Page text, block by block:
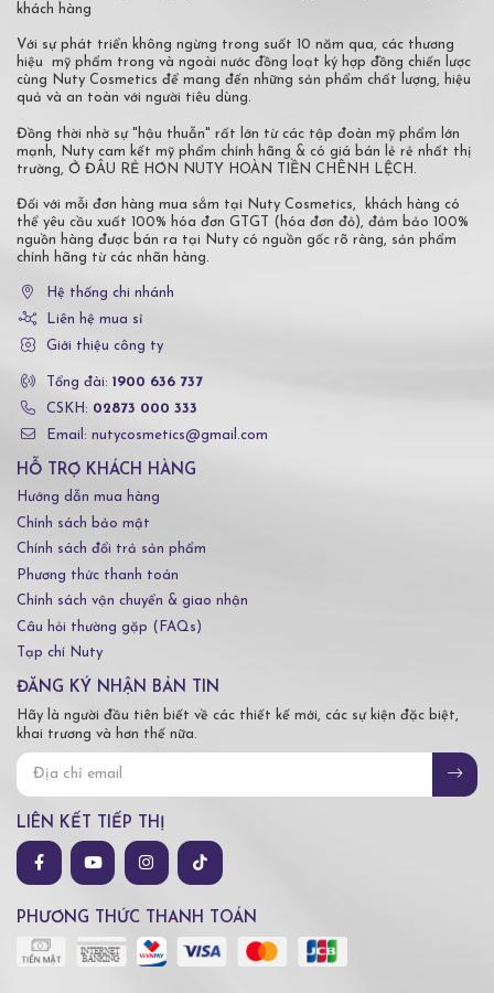
khách hàng
Với sự phát triển không ngừng trong suốt 10 năm qua, các thương
hiệu mỹ phẩm trong và ngoài nước đồng loạt ký hợp đồng chiến lược
cùng Nuty Cosmetics để mang đến những sản phẩm chất lượng, hiệu
quả và an toàn với người tiêu dùng.
Đồng thời nhờ sự "hậu thuẫn" rất lớn từ các tập đoàn mỹ phẩm lớn
mạnh, Nuty cam kết mỹ phẩm chính hãng & có giá bán lẻ rẻ nhất thị
trường, Ở ĐÂU RẺ HƠN NUTY HOÀN TIỀN CHÊNH LỆCH.
Đối với mỗi đơn hàng mua sắm tại Nuty Cosmetics, khách hàng có
thể yêu cầu xuất 100% hóa đơn GTGT (hóa đơn đỏ), đảm bảo 100%
nguồn hàng được bán ra tại Nuty có nguồn gốc rõ ràng, sản phẩm
chính hãng từ các nhãn hàng.
Hệ thống chi nhánh
Liên hệ mua sỉ
Giới thiệu công ty
Tổng đài: 1900 636 737
CSKH: 02873 000 333
Email: nutycosmetics@gmail.com
HỖ TRỢ KHÁCH HÀNG
Hướng dẫn mua hàng
Chính sách bảo mật
Chính sách đổi trả sản phẩm
Phương thức thanh toán
Chính sách vận chuyển & giao nhận
Câu hỏi thường gặp (FAQs)
Tạp chí Nuty
ĐĂNG KÝ NHẬN BẢN TIN
Hãy là người đầu tiên biết về các thiết kế mới, các sự kiện đặc biệt,
khai trương và hơn thế nữa.
LIÊN KẾT TIẾP THỊ
PHƯƠNG THỨC THANH TOÁN